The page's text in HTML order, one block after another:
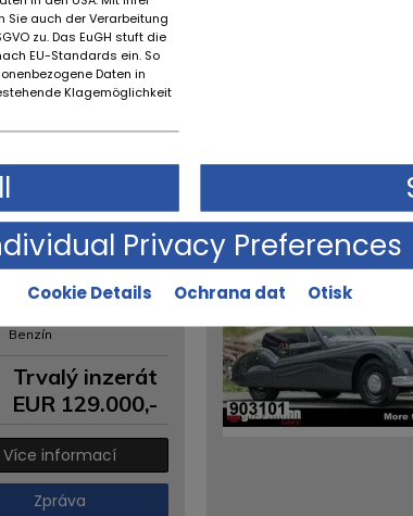
Více informací
Zpráva
kalkulačka
bytarifcheck
Volante 5.3
verfügbar!
Benzín
Trvalý inzerát
EUR 129.000,-
Více informací
Zpráva
Sie auch der Verarbeitung
zu. Das EuGH stuft die
EU-Standards ein. So
Daten in
Klagemöglichkeit
Privacy Preferences
Cookie Details Ochrana dat Otisk